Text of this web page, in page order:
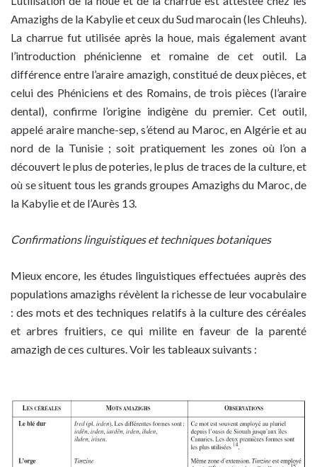
Amazighs de la Kabylie et ceux du Sud marocain (les Chleuhs).
La charrue fut utilisée après la houe, mais également avant
l’introduction phénicienne et romaine de cet outil. La
différence entre l’araire amazigh, constitué de deux pièces, et
celui des Phéniciens et des Romains, de trois pièces (l’araire
dental), confirme l’origine indigène du premier. Cet outil,
appelé araire manche-sep, s’étend au Maroc, en Algérie et au
nord de la Tunisie ; soit pratiquement les zones où l’on a
découvert le plus de poteries, le plus de traces de la culture, et
où se situent tous les grands groupes Amazighs du Maroc, de
la Kabylie et de l’Aurès 13.
Confirmations linguistiques et techniques botaniques
Mieux encore, les études linguistiques effectuées auprès des
populations amazighs révèlent la richesse de leur vocabulaire
: des mots et des techniques relatifs à la culture des céréales
et arbres fruitiers, ce qui milite en faveur de la parenté
amazigh de ces cultures. Voir les tableaux suivants :